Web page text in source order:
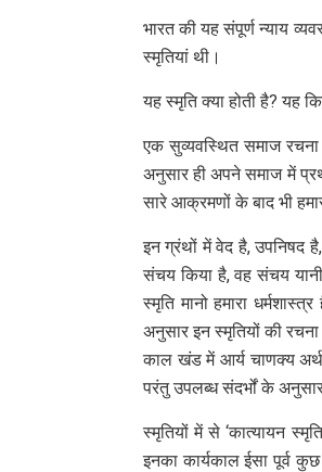
भारत की यह संपूर्ण न्याय
स्मृतियां थी।
यह स्मृति क्या होती है? यह
एक सुव्यवस्थित समाज रचना
अनुसार ही अपने समाज में
सारे आक्रमणों के बाद भी
इन ग्रंथों में वेद है, उपनिषद
संचय किया है, वह संचय
स्मृति मानो हमारा
अनुसार इन स्मृतियों की
काल खंड में आर्य चाणक्य
परंतु उपलब्ध संदर्भों के
स्मृतियों में से ‘कात्यायन
इनका कार्यकाल ईसा पूर्व